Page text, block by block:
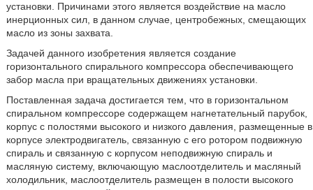
установки. Причинами этого является воздействие на масло
инерционных сил, в данном случае, центробежных, смещающих
масло из зоны захвата.
Задачей данного изобретения является создание
горизонтального спирального компрессора обеспечивающего
забор масла при вращательных движениях установки.
Поставленная задача достигается тем, что в горизонтальном
спиральном компрессоре содержащем нагнетательный парубок,
корпус с полостями высокого и низкого давления, размещенные в
корпусе электродвигатель, связанную с его ротором подвижную
спираль и связанную с корпусом неподвижную спираль и
масляную систему, включающую маслоотделитель и масляный
холодильник, маслоотделитель размещен в полости высокого